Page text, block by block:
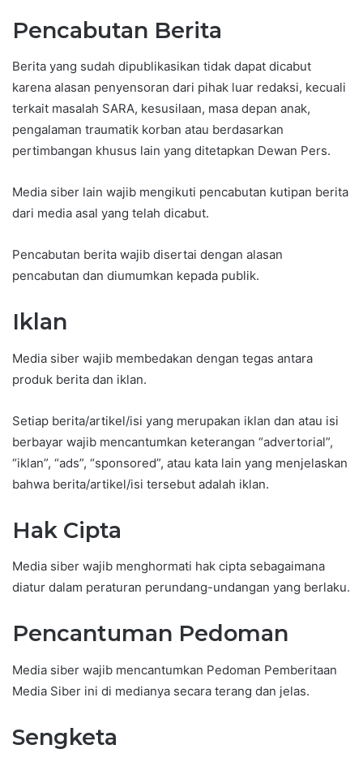
Pencabutan Berita
Berita yang sudah dipublikasikan tidak dapat dicabut
karena alasan penyensoran dari pihak luar redaksi, kecuali
terkait masalah SARA, kesusilaan, masa depan anak,
pengalaman traumatik korban atau berdasarkan
pertimbangan khusus lain yang ditetapkan Dewan Pers.
Media siber lain wajib mengikuti pencabutan kutipan berita
dari media asal yang telah dicabut.
Pencabutan berita wajib disertai dengan alasan
pencabutan dan diumumkan kepada publik.
Iklan
Media siber wajib membedakan dengan tegas antara
produk berita dan iklan.
Setiap berita/artikel/isi yang merupakan iklan dan atau isi
berbayar wajib mencantumkan keterangan “advertorial”,
“iklan”, “ads”, “sponsored”, atau kata lain yang menjelaskan
bahwa berita/artikel/isi tersebut adalah iklan.
Hak Cipta
Media siber wajib menghormati hak cipta sebagaimana
diatur dalam peraturan perundang-undangan yang berlaku.
Pencantuman Pedoman
Media siber wajib mencantumkan Pedoman Pemberitaan
Media Siber ini di medianya secara terang dan jelas.
Sengketa